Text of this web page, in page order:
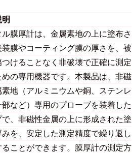
ル膜厚計は、金属素地の上に塗布さ
膜やコーティング膜の厚さを、被
つけることなく非破壊で正確に測定
の専用機器です。本製品は、非磁
地（アルミニウムや銅、ステンレ
部など）専用のプローブを装着した
で、非磁性金属の上に形成された塗
みを、安定した測定精度で繰り返し
ことができます。膜厚計の測定方